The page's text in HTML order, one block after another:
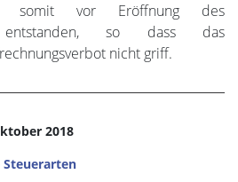
somit vor Eröffnung des
entstanden, so dass das
nicht griff.
2018
Steuerarten